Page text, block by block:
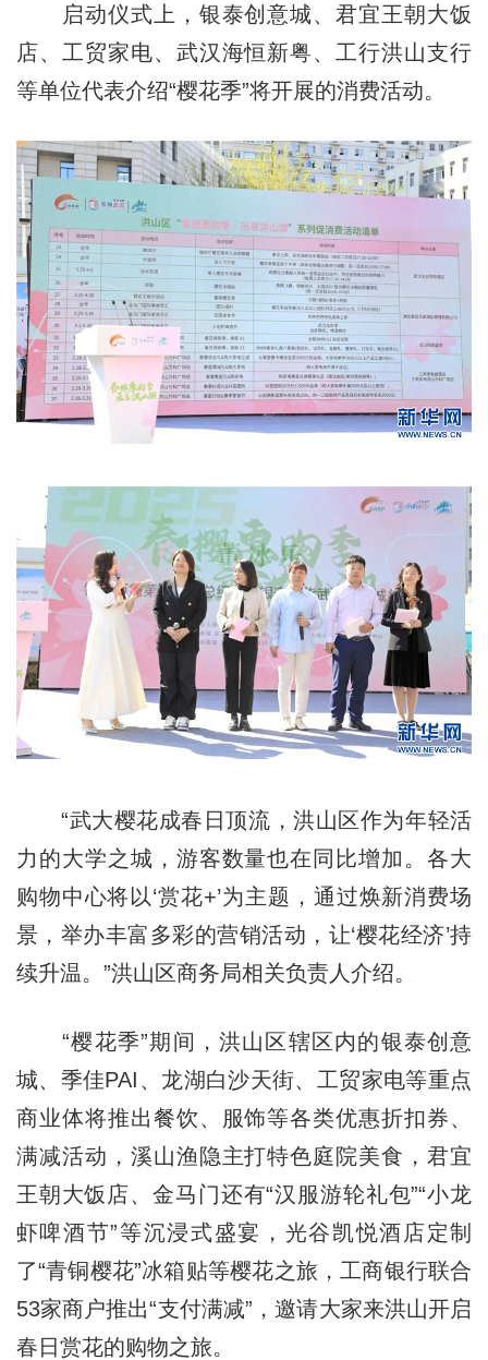
启动仪式上，银泰创意城、君宜王朝大饭
店、工贸家电、武汉海恒新粤、工行洪山支行
等单位代表介绍“樱花季”将开展的消费活动。
“武大樱花成春日顶流，洪山区作为年轻活
力的大学之城，游客数量也在同比增加。各大
购物中心将以‘赏花+’为主题，通过焕新消费场
景，举办丰富多彩的营销活动，让‘樱花经济’持
续升温。”洪山区商务局相关负责人介绍。
“樱花季”期间，洪山区辖区内的银泰创意
城、季佳PAI、龙湖白沙天街、工贸家电等重点
商业体将推出餐饮、服饰等各类优惠折扣券、
满减活动，溪山渔隐主打特色庭院美食，君宜
王朝大饭店、金马门还有“汉服游轮礼包”“小龙
虾啤酒节”等沉浸式盛宴，光谷凯悦酒店定制
了“青铜樱花”冰箱贴等樱花之旅，工商银行联合
53家商户推出“支付满减”，邀请大家来洪山开启
春日赏花的购物之旅。